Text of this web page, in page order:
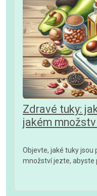
Zdravé tuky:
jakém
Objevte, jaké tuky jsou
množství jezte, abyste